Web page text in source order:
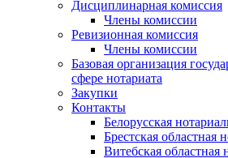
Дисциплинарная комиссия
Члены комиссии
Ревизионная комиссия
Члены комиссии
Базовая организация
сфере нотариата
Закупки
Контакты
Белорусская
Брестская областная
Витебская областная